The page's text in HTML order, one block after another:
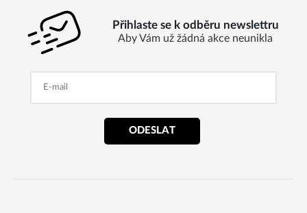
Přihlaste se k odběru newslettru
Aby Vám už žádná akce neunikla
ODESLAT